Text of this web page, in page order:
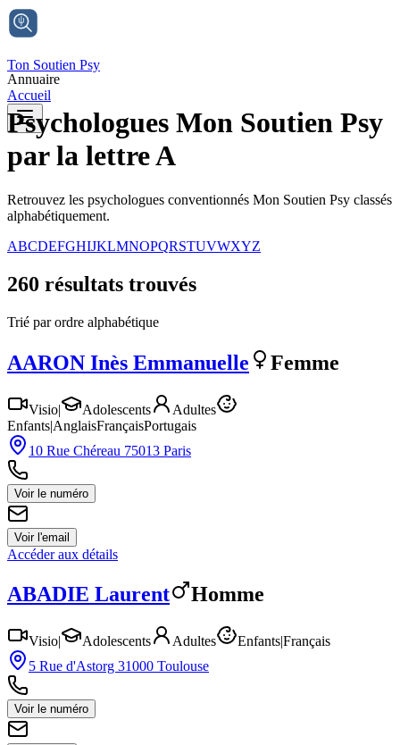
Ton Soutien Psy
Accueil
Annuaire
Psychologues Mon Soutien Psy
parla lettre A
Retrouvez les psychologues conventionnés Mon Soutien Psy classés
alphabétiquement.
ABCDEFGHIJKLMNOPQRSTUVWXYZ
260 résultats trouvés
Trié par ordre alphabétique
AARON Inès Emmanuelle Femme
Visio| Adolescents
Adultes
Enfants|AnglaisFrançaisPortugais
10 Rue Chéreau 75013 Paris
Voir le numéro
Voir l'email
Accéder aux détails
ABADIE Laurent Homme
Visio| Adolescents Adultes Enfants|Français
5 Rue d'Astorg 31000 Toulouse
Voir le numéro